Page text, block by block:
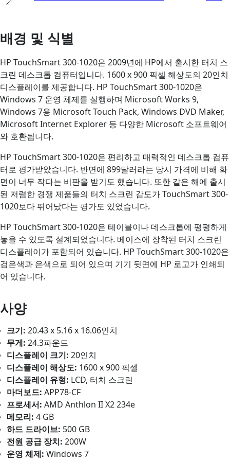
배경 및 식별
HP TouchSmart 300-1020은 2009년에 HP에서 출시한 터치 스
크린 데스크톱 컴퓨터입니다. 1600 x 900 픽셀 해상도의 20인치
디스플레이를 제공합니다. HP TouchSmart 300-1020은
Windows 7 운영 체제를 실행하며 Microsoft Works 9,
Windows 7용 Microsoft Touch Pack, Windows DVD Maker,
Microsoft Internet Explorer 등 다양한 Microsoft 소프트웨어
와 호환됩니다.
HP TouchSmart 300-1020은 편리하고 매력적인 데스크톱 컴퓨
터로 평가받았습니다. 반면에 899달러라는 당시 가격에 비해 화
면이 너무 작다는 비판을 받기도 했습니다. 또한 같은 해에 출시
된 저렴한 경쟁 제품들의 터치 스크린 감도가 TouchSmart 300-
1020보다 뛰어났다는 평가도 있었습니다.
HP TouchSmart 300-1020은 테이블이나 데스크톱에 평평하게
놓을 수 있도록 설계되었습니다. 베이스에 장착된 터치 스크린
디스플레이가 포함되어 있습니다. HP TouchSmart 300-1020은
검은색과 은색으로 되어 있으며 기기 뒷면에 HP 로고가 인쇄되
어 있습니다.
사양
크기: 20.43 x 5.16 x 16.06인치
무게: 24.3파운드
디스플레이 크기: 20인치
디스플레이 해상도: 1600 x 900 픽셀
디스플레이 유형: LCD, 터치 스크린
마더보드: APP78-CF
프로세서: AMD Anthlon II X2 234e
메모리: 4 GB
하드 드라이브: 500 GB
전원 공급 장치: 200W
운영 체제: Windows 7